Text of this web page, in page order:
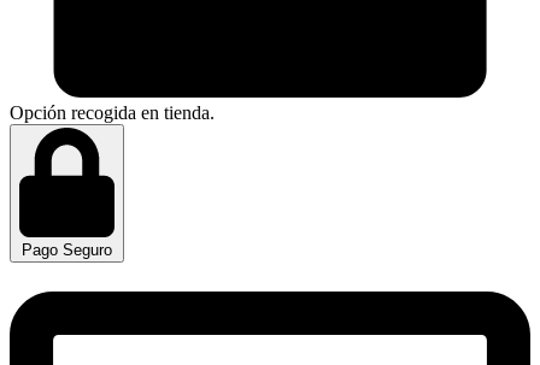
Opción recogida en tienda.
Pago Seguro